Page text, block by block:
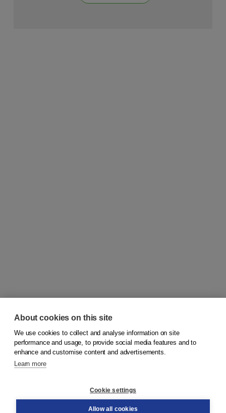
© 2026Koninklijke Boom uitgevers
Order
About cookies on this site
We use cookies to collect and analyse information on site
performance and usage, to provide social media features and to
enhance and customise content and advertisements.
Learn more
Cookie settings
Allow all cookies